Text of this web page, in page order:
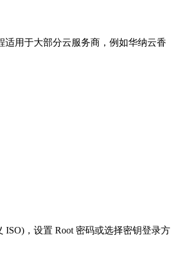
用于大部分云服务商，例如华纳云香
，设置 Root 密码或选择密钥登录方